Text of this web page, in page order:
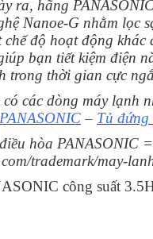
ra, hãng
Nanoe-G nhằm lọc
độ hoạt động khác
bạn tiết kiệm điện
trong thời gian cực
các dòng máy lạnh
– Tủ đứng
hòa PANASONIC
trademark/may-
công suất